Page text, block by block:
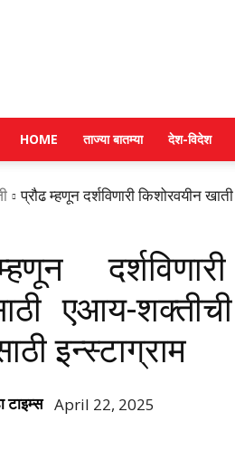
HOME ताज्या बातम्या देश-विदेश
प्रौढ म्हणून दर्शविणारी किशोरवयीन
एआय-
इन्स्टाग्राम
टाइम्स April 22, 2025